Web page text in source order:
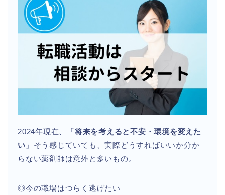
2024年現在、「将来を考えると不安・環境を変えた
い 」そう感じていても、実際どうすればいいか分か
らない薬剤師は意外と多いもの。
◎今の職場はつらく逃げたい